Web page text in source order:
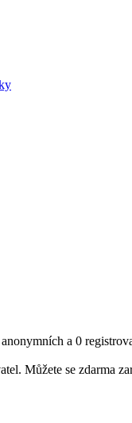
a 0
Můžete se zdarma